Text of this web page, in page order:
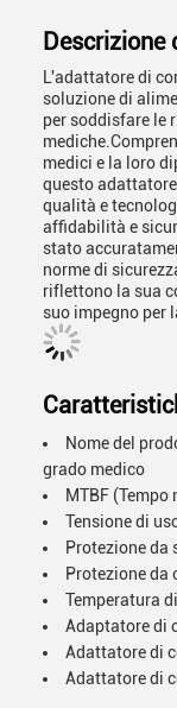
Descrizione
L'adattatore di
soluzione di
per soddisfare le
medici e la loro
questo
qualità e
affidabilità e
stato
norme di
riflettono la sua
suo impegno per
Nome del
grado medico
MTBF
Tensione di
Protezione da
Protezione
Temperatura
Adaptatore di
Adattatore di
Adattatore di